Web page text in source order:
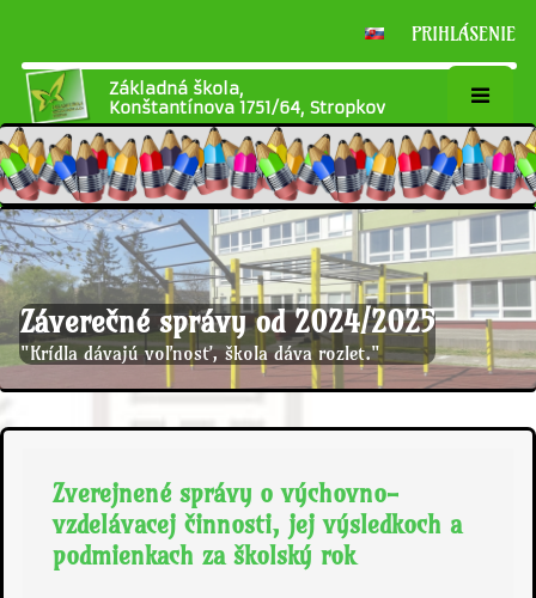
PRIHLÁSENIE
Základná škola,
Konštantínova 1751/64, Stropkov
Záverečné správy od 2024/2025
"Krídla dávajú voľnosť, škola dáva rozlet."
Zverejnené správy o výchovno-
vzdelávacej činnosti, jej výsledkoch a
podmienkach za školský rok